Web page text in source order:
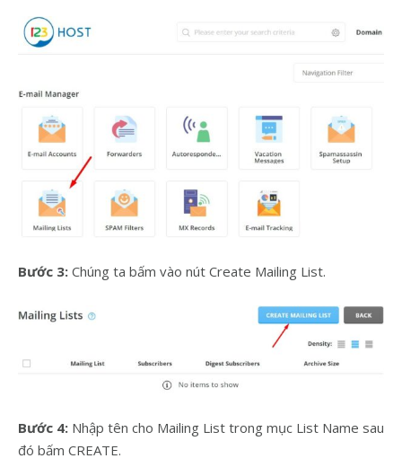
Bước 3: Chúng ta bấm vào nút Create Mailing List.
Bước 4: Nhập tên cho Mailing List trong mục List Name sau
đó bấm CREATE.